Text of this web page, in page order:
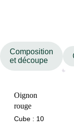
Composition
et découpe
Oignon
rouge
Cube : 10